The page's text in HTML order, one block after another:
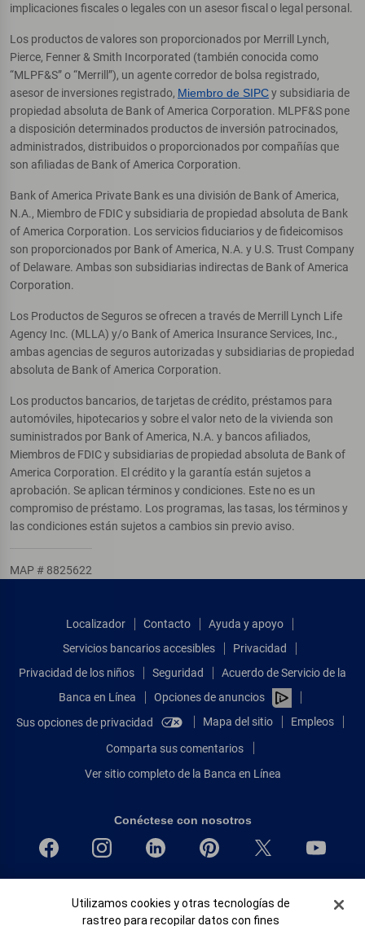
implicaciones fiscales o legales con un asesor fiscal o legal personal.
Los productos de valores son proporcionados por Merrill Lynch,
Pierce, Fenner & Smith Incorporated (también conocida como
“MLPF&S” o “Merrill”), un agente corredor de bolsa registrado,
asesor de inversiones registrado, Miembro de SIPCy subsidiaria de
propiedad absoluta de Bank of America Corporation. MLPF&S pone
a disposición determinados productos de inversión patrocinados,
administrados, distribuidos o proporcionados por compañías que
son afiliadas de Bank of America Corporation.
Bank of America Private Bank es una división de Bank of America,
N.A., Miembro de FDIC y subsidiaria de propiedad absoluta de Bank
of America Corporation. Los servicios fiduciarios y de fideicomisos
son proporcionados por Bank of America, N.A. y U.S. Trust Company
of Delaware. Ambas son subsidiarias indirectas de Bank of America
Corporation.
Los Productos de Seguros se ofrecen a través de Merrill Lynch Life
Agency Inc. (MLLA) y/o Bank of America Insurance Services, Inc.,
ambas agencias de seguros autorizadas y subsidiarias de propiedad
absoluta de Bank of America Corporation.
Los productos bancarios, de tarjetas de crédito, préstamos para
automóviles, hipotecarios y sobre el valor neto de la vivienda son
suministrados por Bank of America, N.A. y bancos afiliados,
Miembros de FDIC y subsidiarias de propiedad absoluta de Bank of
America Corporation. El crédito y la garantía están sujetos a
aprobación. Se aplican términos y condiciones. Este no es un
compromiso de préstamo. Los programas, las tasas, los términos y
las condiciones están sujetos a cambios sin previo aviso.
MAP # 8825622
Localizador Contacto
Ayuda y apoyo
Servicios bancarios accesibles
Privacidad
Privacidad de los niños
Seguridad
Acuerdo de Servicio de la
Banca en Línea
Opciones de anuncios
Sus opciones de privacidad
Mapa del sitio Empleos
Comparta sus comentarios
Ver sitio completo de la Banca en Línea
Conéctese con nosotros
Igualdad de oportunidades en préstamos para viviendas
© 2026 Bank of America Corporation.
Banner de Cookies
Utilizamos cookies y otras tecnologías de
rastreo para recopilar datos con fines